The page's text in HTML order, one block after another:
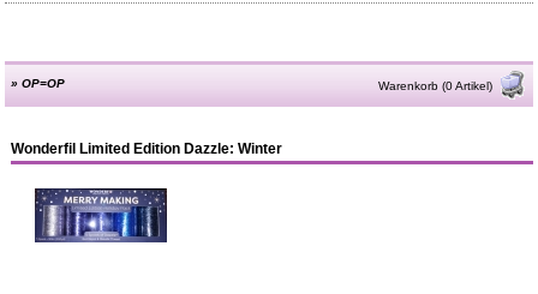
»OP=OP Warenkorb (0 Artikel)
Wonderfil Limited Edition Dazzle: Winter